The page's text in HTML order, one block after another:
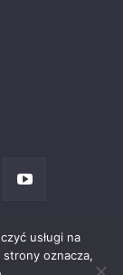
usługi na
oznacza,